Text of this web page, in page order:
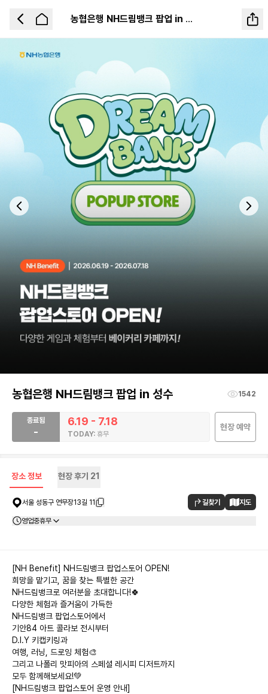
농협은행 NH드림뱅크 팝업 in 성수
Previous slide Next
농협은행 NH드림뱅크 팝업 in 성수 1542
종료됨
-
6.19 - 7.18
TODAY: 휴무
현장 예약
장소 정보 현장 후기 21
서울 성동구 연무장13길 11 길찾기 지도
영업중휴무
[NH Benefit] NH드림뱅크 팝업스토어 OPEN!
희망을 맡기고, 꿈을 찾는 특별한 공간
NH드림뱅크로 여러분을 초대합니다!🍀
다양한 체험과 즐거움이 가득한
NH드림뱅크 팝업스토어에서
기안84 아트 콜라보 전시부터
D.I.Y 키캡키링과
여행, 러닝, 드로잉 체험🎨
그리고 나폴리 맛피아의 스페셜 레시피 디저트까지
모두 함께해보세요!💚
[NH드림뱅크 팝업스토어 운영 안내]